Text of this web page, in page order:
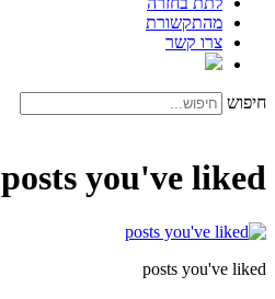
מהתקשורת
צרו קשר
חיפוש
posts you've liked
posts you've liked